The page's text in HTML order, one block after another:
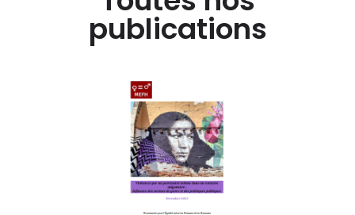
publications